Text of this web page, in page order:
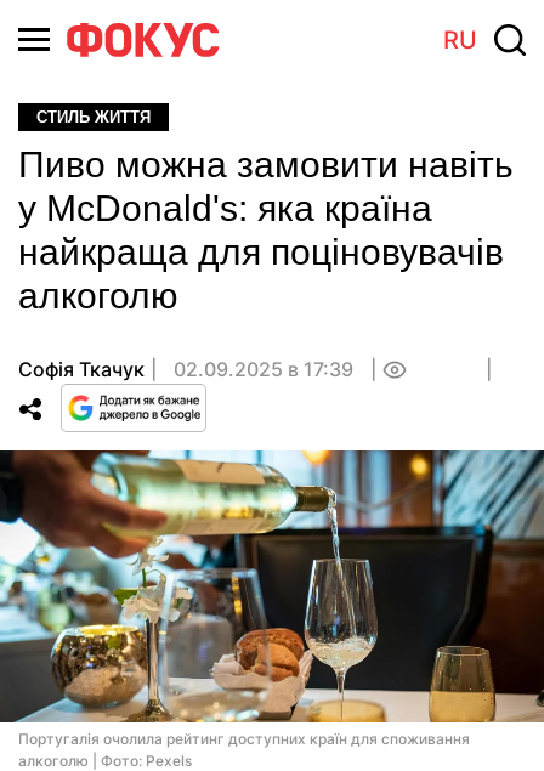
RU
СТИЛЬ ЖИТТЯ
Пиво можна замовити навіть
у McDonald's: яка країна
найкраща для поціновувачів
алкоголю
Софія Ткачук 02.09.2025 в 17:39
Португалія очолила рейтинг доступних країн для споживання
алкоголю | Фото: Pexels